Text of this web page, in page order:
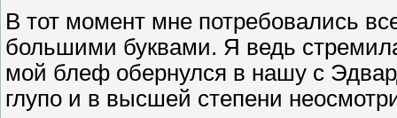
В тот момент мне потребовались
большими буквами. Я ведь
мой блеф обернулся в нашу с
глупо и в высшей степени